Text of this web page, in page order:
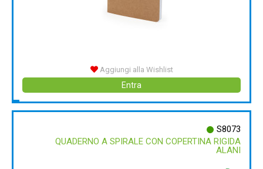
Aggiungi alla Wishlist
Entra
S8073
QUADERNO A SPIRALE CON COPERTINA RIGIDA
ALANI